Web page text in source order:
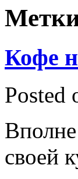
Кофе
Posted
своей